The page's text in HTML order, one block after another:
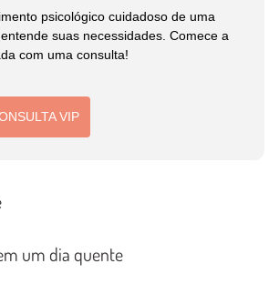
psicológico cuidadoso de uma
suas necessidades. Comece a
com uma consulta!
VIP
um dia quente